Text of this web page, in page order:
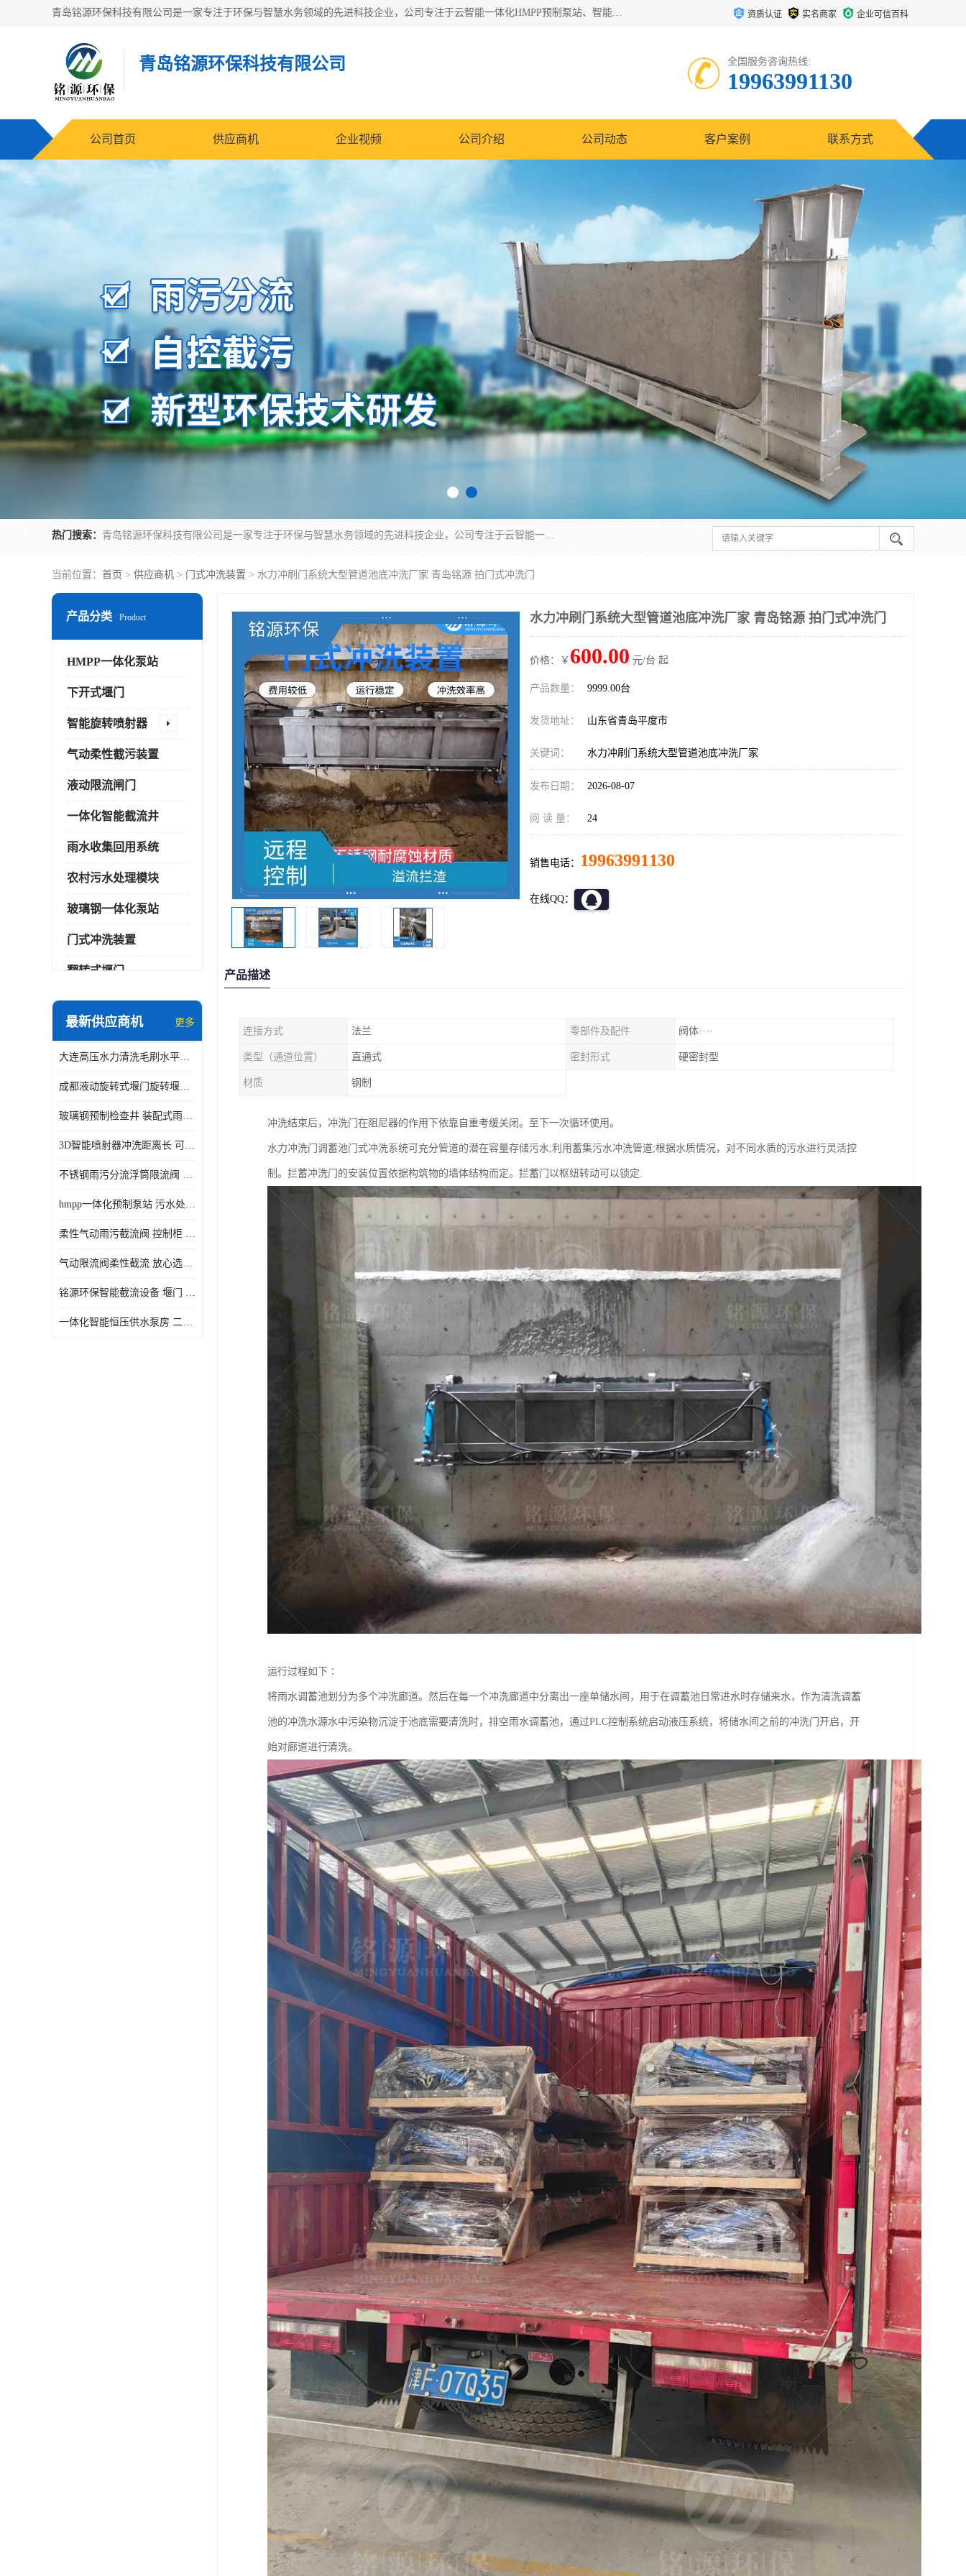
青岛铭源环保科技有限公司是一家专注于环保与智慧水务领域的先进科技企业，公司专注于云智能一体化HMPP预制泵站、智能截流井设备、调蓄池雨洪管理设备、水务循环利用、云智慧水务开发及新型环保技术研发等领域。 资质认证 实名商家 企业可信百科
青岛铭源环保科技有限公司 全国服务咨询热线:
19963991130
公司首页 供应商机 企业视频 公司介绍 公司动态 客户案例 联系方式
热门搜索： 青岛铭源环保科技有限公司是一家专注于环保与智慧水务领域的先进科技企业，公司专注于云智能一体化HMPP预制泵站、智能截流井设备、调蓄池雨洪管理设备、水务循环利用、云智慧水务开发及新型环保技术研发等领域。
当前位置： 首页 > 供应商机 > 门式冲洗装置 > 水力冲刷门系统大型管道池底冲洗厂家 青岛铭源 拍门式冲洗门
产品分类 Product
HMPP一体化泵站
下开式堰门
智能旋转喷射器
气动柔性截污装置
液动限流闸门
一体化智能截流井
雨水收集回用系统
农村污水处理模块
玻璃钢一体化泵站
门式冲洗装置
翻转式堰门
智能一体化雨水泵站
智能一体化供水泵房
智能一体化净水设备
最新供应商机 更多
大连高压水力清洗毛刷水平自清洁滚刷 水力自动冲洗系统 水力清洗
成都液动旋转式堰门旋转堰门 自动控制 SUS304
玻璃钢预制检查井 装配式雨水污水井 初期弃流井 源头厂家
3D智能喷射器冲洗距离长 可270度旋转 高强度水压远距离喷洗
不锈钢雨污分流浮筒限流阀 DN150-DN1000 品质可信
hmpp一体化预制泵站 污水处理系统 乡镇学校市政排水 厂家供应
柔性气动雨污截流阀 控制柜 远程控制安全性高检修方便
气动限流阀柔性截流 放心选购 控源截污铭源环保
铭源环保智能截流设备 堰门 铸铁调节闸门作用 源头商家 可定制
一体化智能恒压供水泵房 二次加压供水设备户外智慧泵房
水力冲刷门系统大型管道池底冲洗厂家 青岛铭源 拍门式冲洗门
价格：￥ 600.00 元/台 起
产品数量： 9999.00台
发货地址： 山东省青岛平度市
关键词： 水力冲刷门系统大型管道池底冲洗厂家
发布日期： 2026-08-07
阅 读 量： 24
销售电话： 19963991130
在线QQ：
产品描述
连接方式 法兰 零部件及配件 阀体····
类型（通道位置） 直通式 密封形式 硬密封型
材质 钢制
冲洗结束后，冲洗门在阻尼器的作用下依靠自重考缓关闭。至下一次循环使用。
水力冲洗门调蓄池门式冲洗系统可充分管道的潜在容量存储污水;利用蓄集污水冲洗管道;根据水质情况，对不同水质的污水进行灵活控
制。拦蓄冲洗门的安装位置依据构筑物的墙体结构而定。拦蓄门以枢纽转动可以锁定.
运行过程如下∶
将雨水调蓄池划分为多个冲洗廊道。然后在每一个冲洗廊道中分离出一座单储水间，用于在调蓄池日常进水时存储来水，作为清洗调蓄
池的冲洗水源水中污染物沉淀于池底需要清洗时，排空雨水调蓄池，通过PLC控制系统启动液压系统，将储水间之前的冲洗门开启，开
始对廊道进行清洗。